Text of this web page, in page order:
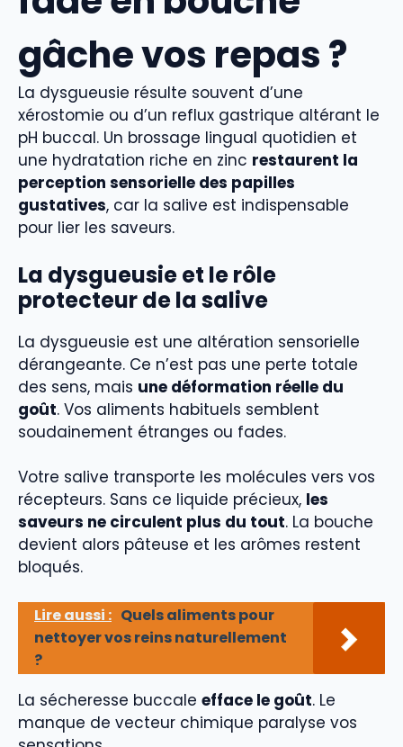
gâche vos repas ?
La dysgueusie résulte souvent d’une
xérostomie ou d’un reflux gastrique altérant le
pH buccal. Un brossage lingual quotidien et
une hydratation riche en zinc restaurent la
perception sensorielle des papilles
gustatives, car la salive est indispensable
pour lier les saveurs.
La dysgueusie et le rôle
protecteur de la salive
La dysgueusie est une altération sensorielle
dérangeante. Ce n’est pas une perte totale
des sens, mais une déformation réelle du
goût. Vos aliments habituels semblent
soudainement étranges ou fades.
Votre salive transporte les molécules vers vos
récepteurs. Sans ce liquide précieux, les
saveurs ne circulent plus du tout. La bouche
devient alors pâteuse et les arômes restent
bloqués.
Lire aussi : Quels aliments pour
nettoyer vos reins naturellement
?
La sécheresse buccale efface le goût. Le
manque de vecteur chimique paralyse vos